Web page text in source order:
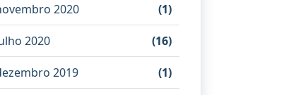
2020 (1)
2020 (16)
2019 (1)